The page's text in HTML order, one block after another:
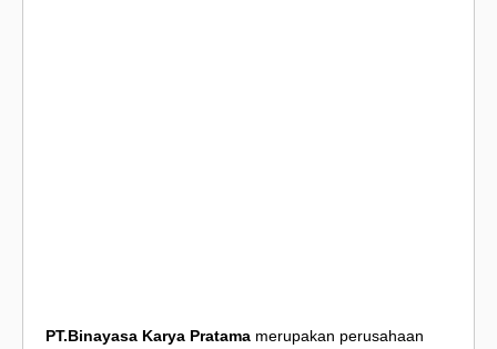
PT.Binayasa Karya Pratama merupakan perusahaan